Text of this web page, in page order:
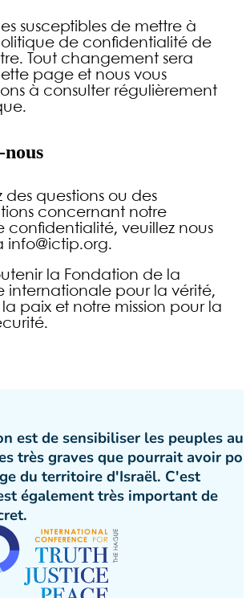
susceptibles de mettre à
de confidentialité de
Tout changement sera
page et nous vous
à consulter régulièrement
des questions ou des
concernant notre
confidentialité, veuillez nous
info@ictip.org.
la Fondation de la
internationale pour la vérité,
la paix et notre mission pour la
est de sensibiliser les peuples
très graves que pourrait avoir
du territoire d'Israël. C'est
également très important de